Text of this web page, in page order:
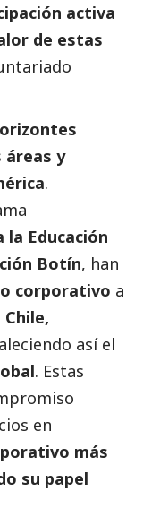
activa
de estas
áreas y
.
Educación
Botín, han
corporativo a
así el
. Estas
en
más
su papel